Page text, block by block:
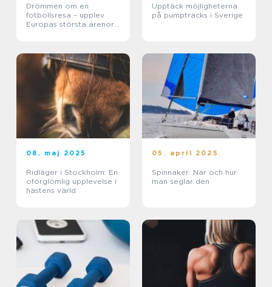
Drömmen om en
fotbollsresa – upplev
Europas största arenor
Upptäck möjligheterna
på pumptracks i Sverige
08. maj 2025
Ridläger i Stockholm: En
oförglömlig upplevelse i
hästens värld
05. april 2025
Spinnaker: När och hur
man seglar den